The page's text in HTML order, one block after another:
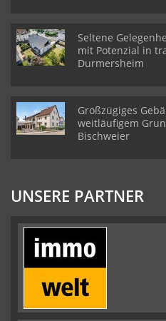
Seltene
mit Potenzial in
Durmersheim
Großzügiges
weitläufigem
Bischweier
UNSERE PARTNER